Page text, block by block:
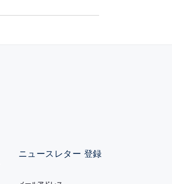
ニュースレター 登録